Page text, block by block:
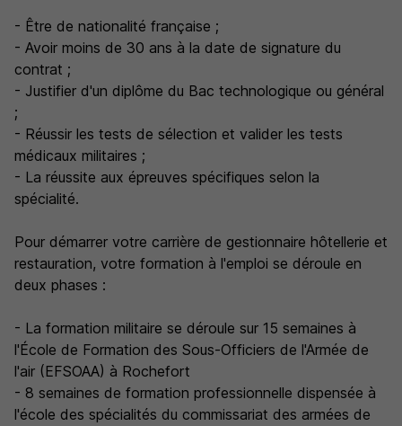
- Être de nationalité française ;
- Avoir moins de 30 ans à la date de signature du
contrat ;
- Justifier d'un diplôme du Bac technologique ou général
;
- Réussir les tests de sélection et valider les tests
médicaux militaires ;
- La réussite aux épreuves spécifiques selon la
spécialité.
Pour démarrer votre carrière de gestionnaire hôtellerie et
restauration, votre formation à l'emploi se déroule en
deux phases :
- La formation militaire se déroule sur 15 semaines à
l'École de Formation des Sous-Officiers de l'Armée de
l'air (EFSOAA) à Rochefort
- 8 semaines de formation professionnelle dispensée à
l'école des spécialités du commissariat des armées de